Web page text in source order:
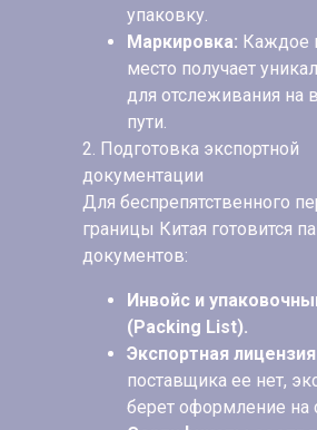
упаковку.
Маркировка: Каждое
место получает
для отслеживания на
пути.
2. Подготовка экспортной
документации
Для беспрепятственного
границы Китая готовится
документов:
Инвойс и
(Packing List).
Экспортная лицензия
поставщика ее нет,
берет оформление на